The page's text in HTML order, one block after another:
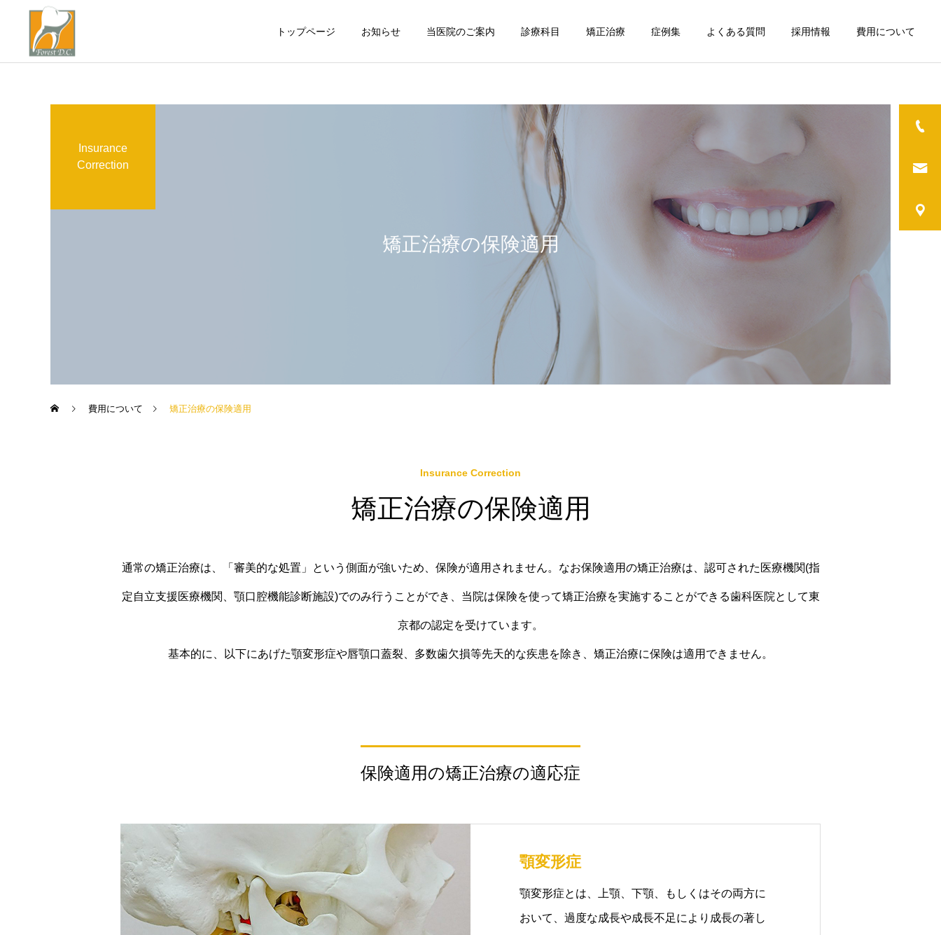
トップページ お知らせ 当医院のご案内 診療科目 矯正治療 症例集 よくある質問 採用情報 費用について
診療案内一覧
審美歯科
インプラント 口腔内スキャナー 矯正歯科
横顔がコンプレックスで治
前突（受け口/反対咬合）
骨格性Ⅲ級 非対称
一般歯科
咬合再構成 審美障害 下
顎の偏位
咬合再構成 全顎矯正を経
て全顎歯冠修復
小児矯正 全身の歪み 前
歯が出ている 歯ぎしり
お口が閉じにくい 頬を噛
んでしまう 頭痛
矯正治療の保険適用
Insurance
Correction
費用について 矯正治療の保険適用
Insurance Correction
矯正治療の保険適用
通常の矯正治療は、「審美的な処置」という側面が強いため、保険が適用されません。なお保険適用の矯正治療は、認可された医療機関(指
定自立支援医療機関、顎口腔機能診断施設)でのみ行うことができ、当院は保険を使って矯正治療を実施することができる歯科医院として東
京都の認定を受けています。
基本的に、以下にあげた顎変形症や唇顎口蓋裂、多数歯欠損等先天的な疾患を除き、矯正治療に保険は適用できません。
保険適用の矯正治療の適応症
顎変形症
顎変形症とは、上顎、下顎、もしくはその両方に
おいて、過度な成長や成長不足により成長の著し